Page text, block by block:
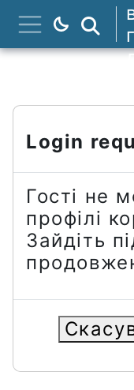
Перейти до
Бокова
Login
Гості не
профілі
Зайдіть